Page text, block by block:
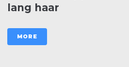
lang haar
MORE